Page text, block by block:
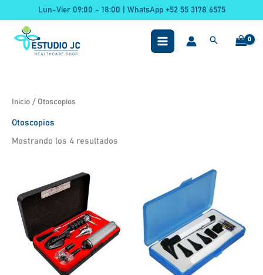
al
contenido
Lun-Vier 09:00 - 18:00 | WhatsApp +52 55 3178 6575
Inicio / Otoscopios
Otoscopios
Mostrando los 4 resultados